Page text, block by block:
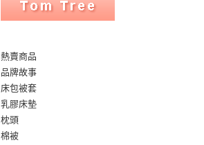
熱賣商品
品牌故事
床包被套
乳膠床墊
枕頭
棉被